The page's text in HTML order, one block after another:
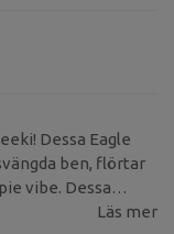
Dessa Eagle
ben, flörtar
vibe. Dessa
träningen eller
Läs mer